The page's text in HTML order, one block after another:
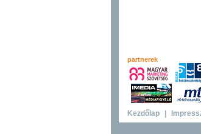
partnerek
Kezdőlap